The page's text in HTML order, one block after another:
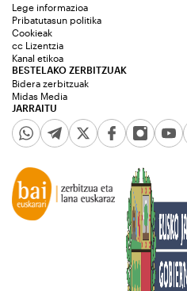
JARRAITU
Lege informazioa
Pribatutasun politika
Cookieak
cc Lizentzia
Kanal etikoa
BESTELAKO ZERBITZUAK
Bidera zerbitzuak
Midas Media